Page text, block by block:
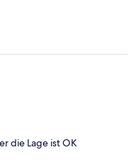
die Lage ist OK